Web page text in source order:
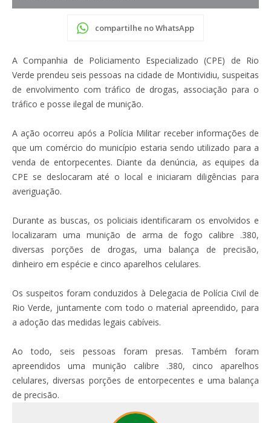
compartilhe no WhatsApp
A Companhia de Policiamento Especializado (CPE) de Rio
Verde prendeu seis pessoas na cidade de Montividiu, suspeitas
de envolvimento com tráfico de drogas, associação para o
tráfico e posse ilegal de munição.
A ação ocorreu após a Polícia Militar receber informações de
que um comércio do município estaria sendo utilizado para a
venda de entorpecentes. Diante da denúncia, as equipes da
CPE se deslocaram até o local e iniciaram diligências para
averiguação.
Durante as buscas, os policiais identificaram os envolvidos e
localizaram uma munição de arma de fogo calibre .380,
diversas porções de drogas, uma balança de precisão,
dinheiro em espécie e cinco aparelhos celulares.
Os suspeitos foram conduzidos à Delegacia de Polícia Civil de
Rio Verde, juntamente com todo o material apreendido, para
a adoção das medidas legais cabíveis.
Ao todo, seis pessoas foram presas. Também foram
apreendidos uma munição calibre .380, cinco aparelhos
celulares, diversas porções de entorpecentes e uma balança
de precisão.